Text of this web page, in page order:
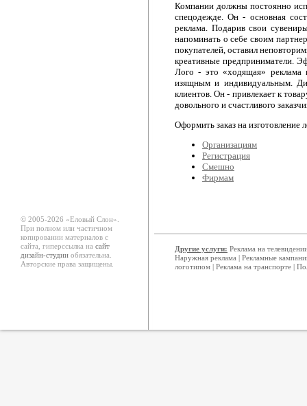
Компании должны постоянно
спецодежде. Он - основная
реклама. Подарив свои
напоминать о себе своим
покупателей, оставил
креативные предприниматели.
Лого - это «ходящая»
изящным и индивидуальным.
клиентов. Он - привлекает к
довольного и счастливого
Оформить заказ на изготовление
Организациям
Регистрация
Смешно
Фирмам
© 2005-2026 «Еловый Cлон».
При полном или частичном
копировании материалов с
сайта, гиперссылка на сайт
дизайн-студии обязательна.
Авторские права защищены.
Другие услуги: Реклама на
Наружная реклама | Рекламные
логотипом | Реклама на транспорте |